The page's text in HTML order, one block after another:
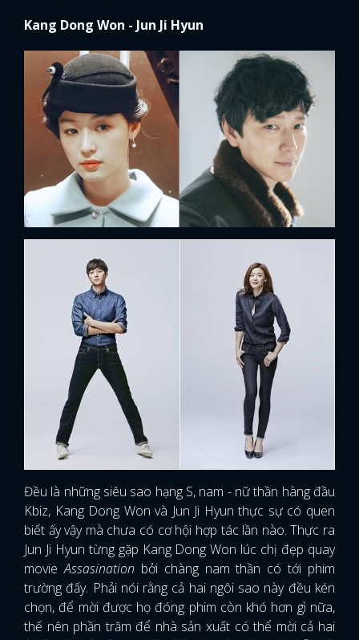
Kang Dong Won - Jun Ji Hyun
Đều là những siêu sao hạng S, nam - nữ thần hàng đầu
Kbiz, Kang Dong Won và Jun Ji Hyun thực sự có quen
biết ấy vậy mà chưa có cơ hội hợp tác lần nào. Thực ra
Jun Ji Hyun từng gặp Kang Dong Won lúc chị đẹp quay
movieAssasination bởi chàng nam thần có tới phim
trường đấy. Phải nói rằng cả hai ngôi sao này đều kén
chọn, để mời được họ đóng phim còn khó hơn gì nữa,
thế nên phần trăm để nhà sản xuất có thể mời cả hai